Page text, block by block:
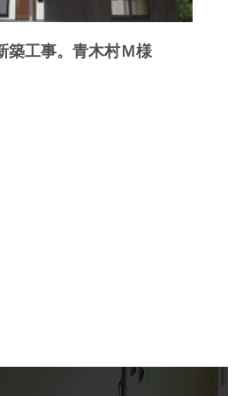
築工事。青木村Ｍ様